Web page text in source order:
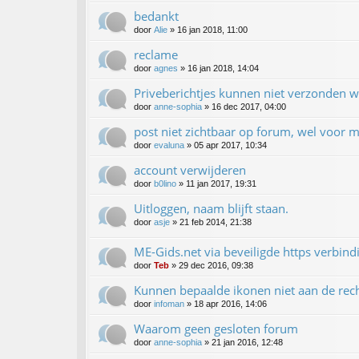
bedankt
door Alie » 16 jan 2018, 11:00
reclame
door agnes » 16 jan 2018, 14:04
Priveberichtjes kunnen niet verzonden
door anne-sophia » 16 dec 2017, 04:00
post niet zichtbaar op forum, wel voor
door evaluna » 05 apr 2017, 10:34
account verwijderen
door b0lino » 11 jan 2017, 19:31
Uitloggen, naam blijft staan.
door asje » 21 feb 2014, 21:38
ME-Gids.net via beveiligde https
door Teb » 29 dec 2016, 09:38
Kunnen bepaalde ikonen niet aan de
door infoman » 18 apr 2016, 14:06
Waarom geen gesloten forum
door anne-sophia » 21 jan 2016, 12:48